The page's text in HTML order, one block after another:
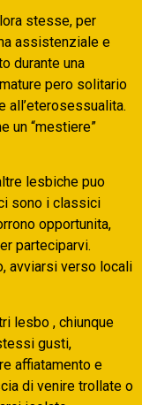
stesse, per
assistenziale e
durante una
pero solitario
all’eterosessualita.
un “mestiere”
lesbiche puo
sono i classici
opportunita,
parteciparvi.
avviarsi verso locali
lesbo , chiunque
gusti,
affiatamento e
di venire trollate o